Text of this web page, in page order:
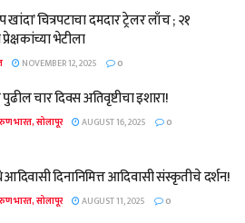
खांदा’ चित्रपटाचा दमदार ट्रेलर लाँच ; २१
भेटीला
NOVEMBER 12, 2025 0
चार दिवस अतिवृष्टीचा इशारा!
भारत, सोलापूर AUGUST 16, 2025 0
दिनानिमित्त आदिवासी संस्कृतीचे दर्शन!
भारत, सोलापूर AUGUST 11, 2025 0